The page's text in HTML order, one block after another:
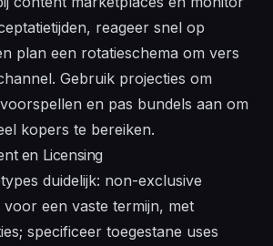
reageer snel op
plan een rotatieschema om vers
Gebruik projecties om
en pas bundels aan om
kopers te bereiken.
en Licensing
duidelijk: non-exclusive
een vaste termijn, met
specificeer toegestane uses